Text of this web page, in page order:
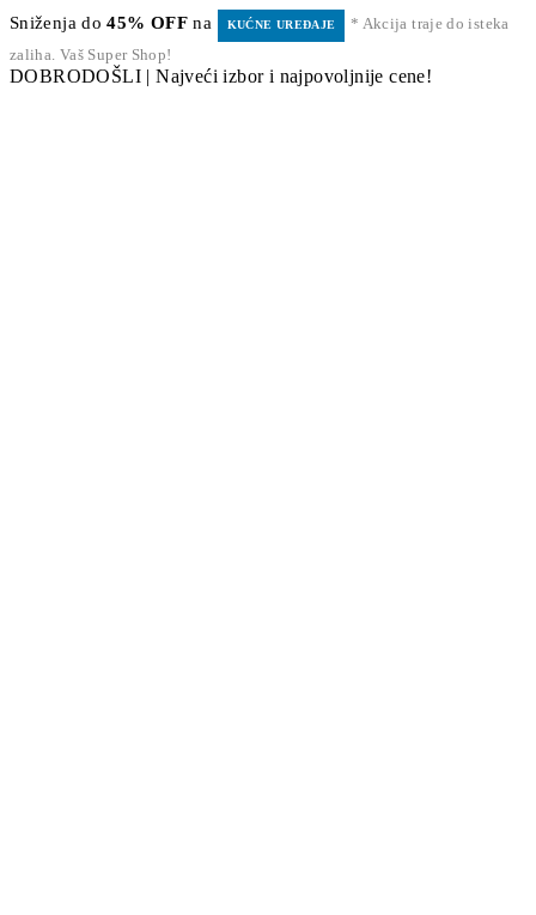
Sniženja do45% OFF na KUĆNE UREĐAJE
* Akcija traje do isteka
zaliha. Vaš Super Shop!
DOBRODOŠLI | Najveći izbor i najpovoljnije cene!